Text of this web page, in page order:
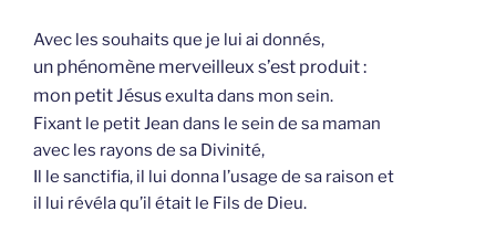
Avec les souhaits que je lui ai donnés,
un phénomène merveilleux s’est produit :
mon petit Jésusexulta dans mon sein.
Fixant le petit Jean dans le sein de sa maman
avec les rayons de sa Divinité,
Il le sanctifia, il lui donna l’usage de sa raison et
il lui révéla qu’il était le Fils de Dieu.